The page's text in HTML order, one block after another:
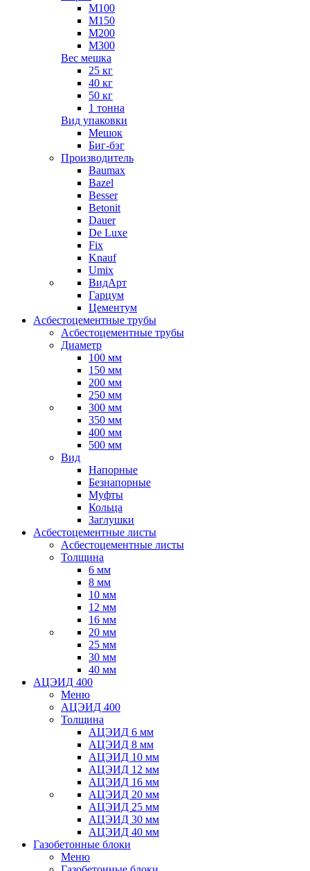
М100
М150
М200
М300
Вес мешка
25 кг
40 кг
50 кг
1 тонна
Вид упаковки
Мешок
Биг-бэг
Производитель
Baumax
Bazel
Besser
Betonit
Dauer
De Luxe
Fix
Knauf
Umix
ВидАрт
Гарцум
Цементум
Асбестоцементные трубы
Асбестоцементные трубы
Диаметр
100 мм
150 мм
200 мм
250 мм
300 мм
350 мм
400 мм
500 мм
Вид
Напорные
Безнапорные
Муфты
Кольца
Заглушки
Асбестоцементные листы
Асбестоцементные листы
Толщина
6 мм
8 мм
10 мм
12 мм
16 мм
20 мм
25 мм
30 мм
40 мм
АЦЭИД 400
Меню
АЦЭИД 400
Толщина
АЦЭИД 6 мм
АЦЭИД 8 мм
АЦЭИД 10 мм
АЦЭИД 12 мм
АЦЭИД 16 мм
АЦЭИД 20 мм
АЦЭИД 25 мм
АЦЭИД 30 мм
АЦЭИД 40 мм
Газобетонные блоки
Меню